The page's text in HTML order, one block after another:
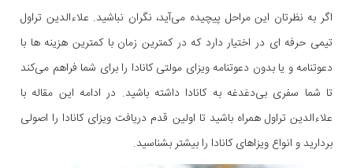
اگر به نظرتان این مراحل پیچیده می‌آید، نگران نباشید. علاءالدین تراول
تیمی حرفه ای در اختیار دارد که در کمترین زمان با کمترین هزینه ها با
دعوتنامه و یا بدون دعوتنامه ویزای مولتی کانادا را برای شما فراهم می‌کند
تا شما سفری بی‌دغدغه به کانادا داشته باشید. در ادامه این مقاله با
علاءالدین تراول همراه باشید تا اولین قدم دریافت ویزای کانادا را اصولی
بردارید و انواع ویزاهای کانادا را بیشتر بشناسید.